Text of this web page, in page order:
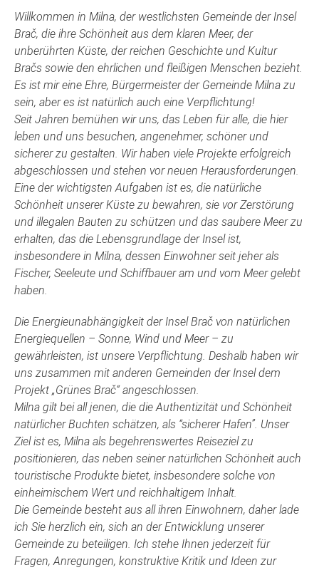
Willkommen in Milna, der westlichsten Gemeinde der Insel
Brač, die ihre Schönheit aus dem klaren Meer, der
unberührten Küste, der reichen Geschichte und Kultur
Bračs sowie den ehrlichen und fleißigen Menschen bezieht.
Es ist mir eine Ehre, Bürgermeister der Gemeinde Milna zu
sein, aber es ist natürlich auch eine Verpflichtung!
Seit Jahren bemühen wir uns, das Leben für alle, die hier
leben und uns besuchen, angenehmer, schöner und
sicherer zu gestalten. Wir haben viele Projekte erfolgreich
abgeschlossen und stehen vor neuen Herausforderungen.
Eine der wichtigsten Aufgaben ist es, die natürliche
Schönheit unserer Küste zu bewahren, sie vor Zerstörung
und illegalen Bauten zu schützen und das saubere Meer zu
erhalten, das die Lebensgrundlage der Insel ist,
insbesondere in Milna, dessen Einwohner seit jeher als
Fischer, Seeleute und Schiffbauer am und vom Meer gelebt
haben.
Die Energieunabhängigkeit der Insel Brač von natürlichen
Energiequellen – Sonne, Wind und Meer – zu
gewährleisten, ist unsere Verpflichtung. Deshalb haben wir
uns zusammen mit anderen Gemeinden der Insel dem
Projekt „Grünes Brač“ angeschlossen.
Milna gilt bei all jenen, die die Authentizität und Schönheit
natürlicher Buchten schätzen, als “sicherer Hafen”. Unser
Ziel ist es, Milna als begehrenswertes Reiseziel zu
positionieren, das neben seiner natürlichen Schönheit auch
touristische Produkte bietet, insbesondere solche von
einheimischem Wert und reichhaltigem Inhalt.
Die Gemeinde besteht aus all ihren Einwohnern, daher lade
ich Sie herzlich ein, sich an der Entwicklung unserer
Gemeinde zu beteiligen. Ich stehe Ihnen jederzeit für
Fragen, Anregungen, konstruktive Kritik und Ideen zur